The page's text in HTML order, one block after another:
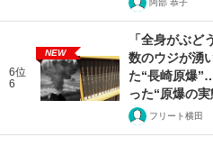
阿部 恭子
6位
6
NEW
「全身がぶ
数のウジが湧
た“長崎原爆
った“原爆の実
フリート横田